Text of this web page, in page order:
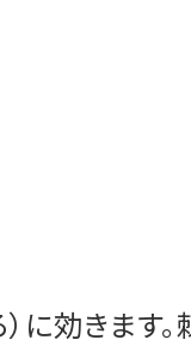
に効きます